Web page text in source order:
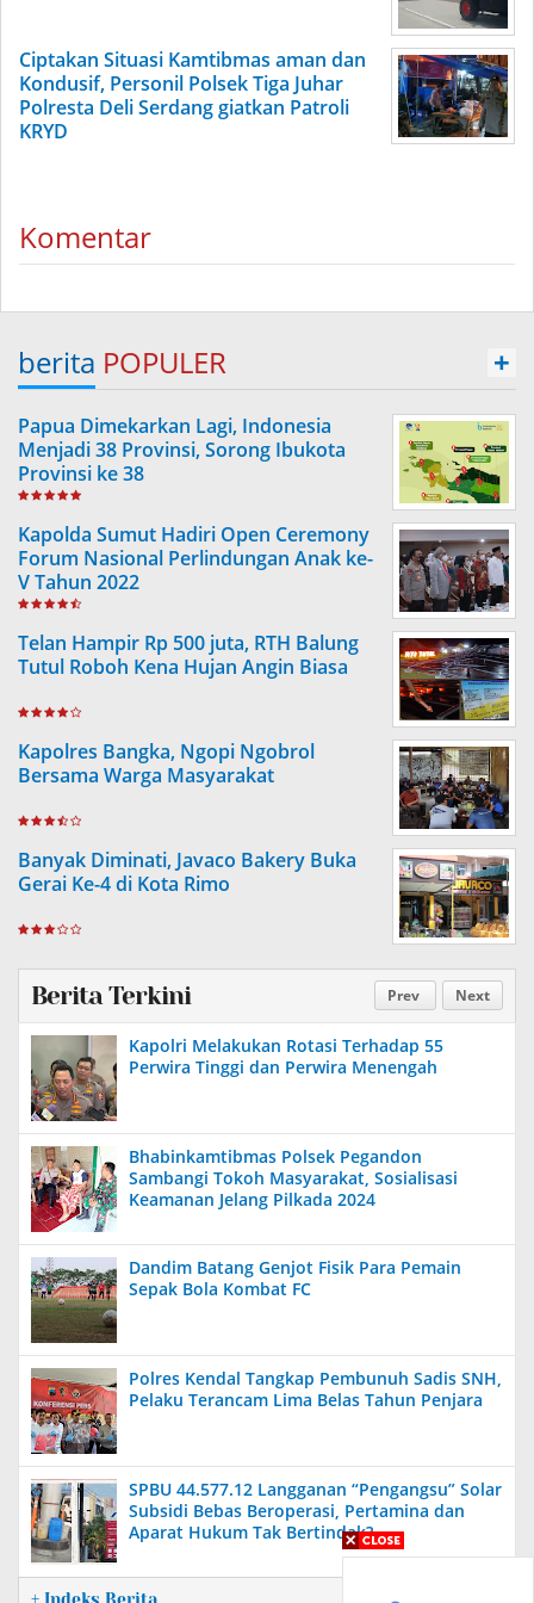
Ciptakan Situasi Kamtibmas aman dan
Kondusif, Personil Polsek Tiga Juhar
Polresta Deli Serdang giatkan Patroli
KRYD
Komentar
berita POPULER +
Papua Dimekarkan Lagi, Indonesia
Menjadi 38 Provinsi, Sorong Ibukota
Provinsi ke 38
Kapolda Sumut Hadiri Open Ceremony
Forum Nasional Perlindungan Anak ke-
V Tahun 2022
Telan Hampir Rp 500 juta, RTH Balung
Tutul Roboh Kena Hujan Angin Biasa
Kapolres Bangka, Ngopi Ngobrol
Bersama Warga Masyarakat
Banyak Diminati, Javaco Bakery Buka
Gerai Ke-4 di Kota Rimo
Prev Next
Berita Terkini
Kapolri Melakukan Rotasi Terhadap 55
Perwira Tinggi dan Perwira Menengah
Bhabinkamtibmas Polsek Pegandon
Sambangi Tokoh Masyarakat, Sosialisasi
Keamanan Jelang Pilkada 2024
Dandim Batang Genjot Fisik Para Pemain
Sepak Bola Kombat FC
Polres Kendal Tangkap Pembunuh Sadis SNH,
Pelaku Terancam Lima Belas Tahun Penjara
SPBU 44.577.12 Langganan “Pengangsu” Solar
Subsidi Bebas Beroperasi, Pertamina dan
Aparat Hukum Tak Bertindak?